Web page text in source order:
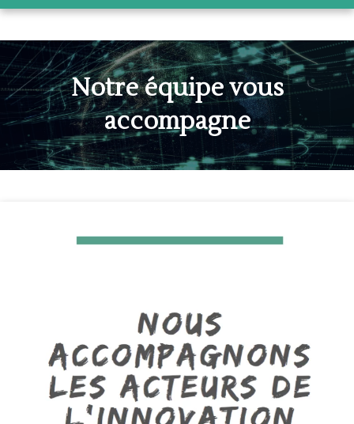
Notre équipe vous
accompagne